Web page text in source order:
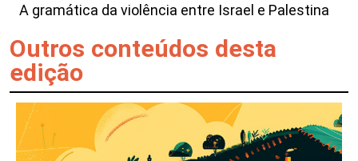
A gramática da violência entre Israel e Palestina
Outros conteúdos desta
edição